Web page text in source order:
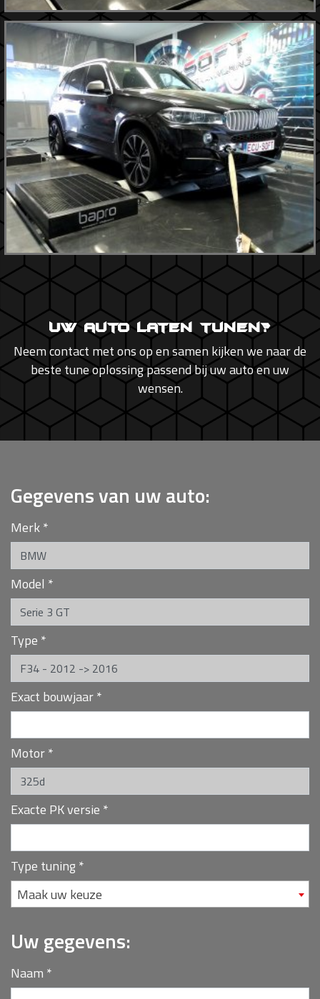
Uw auto laten tunen?
Neem contact met ons op en samen kijken we naar de
beste tune oplossing passend bij uw auto en uw
wensen.
Gegevens van uw auto:
Merk*
Model *
Type *
Exact bouwjaar*
Motor*
Exacte PK versie *
Type tuning*
Maak uw keuze
Uw gegevens:
Naam *